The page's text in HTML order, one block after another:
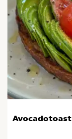
Avocadotoast